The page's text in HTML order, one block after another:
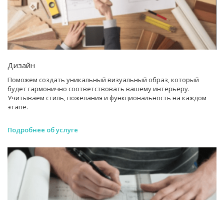
Дизайн
Поможем создать уникальный визуальный образ, который
будет гармонично соответствовать вашему интерьеру.
Учитываем стиль, пожелания и функциональность на каждом
этапе.
Подробнее об услуге